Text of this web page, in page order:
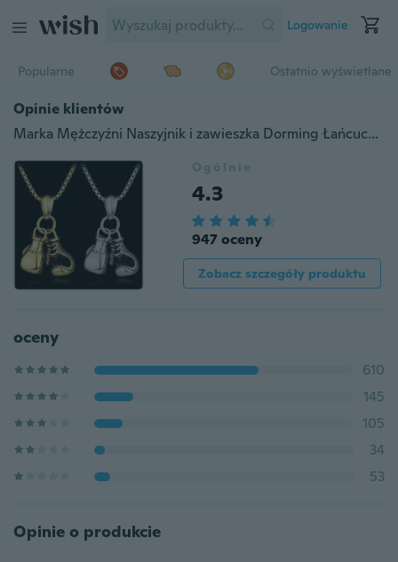
Logowanie
Popularne Ostatnio wyświetlane
Opinie klientów
Marka Mężczyźni Naszyjnik i zawieszka Dorming Łańcuch ze stali nierdzewnej Para Rękawice bokserskie Łańcuch Wisiorki Naszyjnik Sport Fitness Biżuteria Prezent
Ogólnie
4.3
947 oceny
Zobacz szczegóły produktu
oceny
610
145
105
34
53
Opinie o produkcie